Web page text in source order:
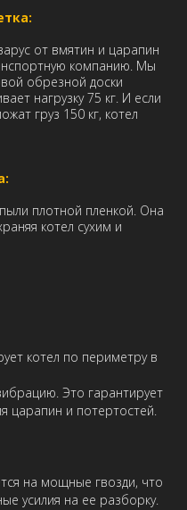
от вмятин и царапин
компанию. Мы
обрезной доски
нагрузку 75 кг. И если
груз 150 кг, котел
плотной пленкой. Она
котел сухим и
котел по периметру в
Это гарантирует
царапин и потертостей.
на мощные гвозди, что
усилия на ее разборку.